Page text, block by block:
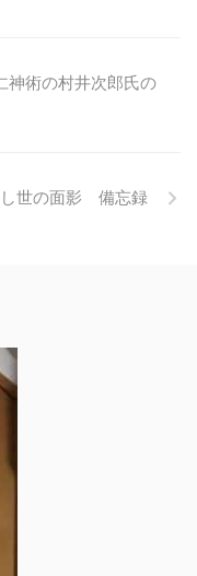
術の村井次郎氏の
世の面影 備忘録